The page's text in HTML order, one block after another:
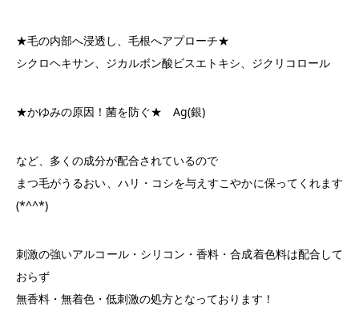
★毛の内部へ浸透し、毛根へアプローチ★
シクロヘキサン、ジカルボン酸ビスエトキシ、ジクリコロール
★かゆみの原因！菌を防ぐ★ Ag(銀)
など、多くの成分が配合されているので
まつ毛がうるおい、ハリ・コシを与えすこやかに保ってくれます
(*^^*)
刺激の強いアルコール・シリコン・香料・合成着色料は配合して
おらず
無香料・無着色・低刺激の処方となっております！